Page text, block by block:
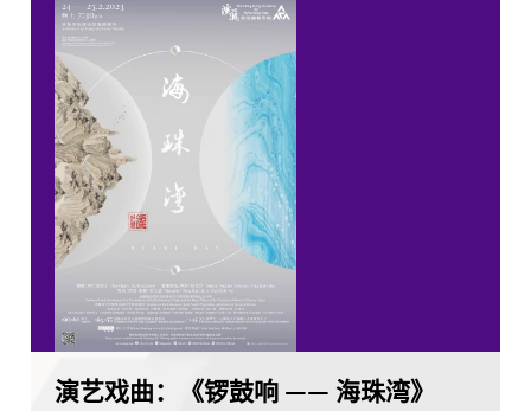
演艺戏曲：《锣鼓响 —— 海珠湾》